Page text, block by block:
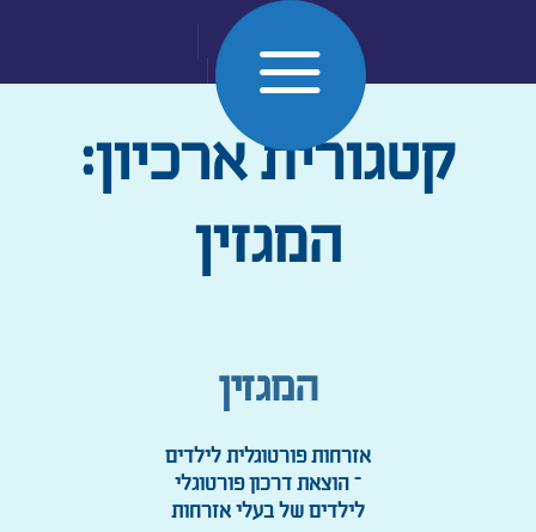
content
קטגורית ארכיון:
המגזין
המגזין
אזרחות פורטוגלית לילדים
– הוצאת דרכון פורטוגלי
לילדים של בעלי אזרחות